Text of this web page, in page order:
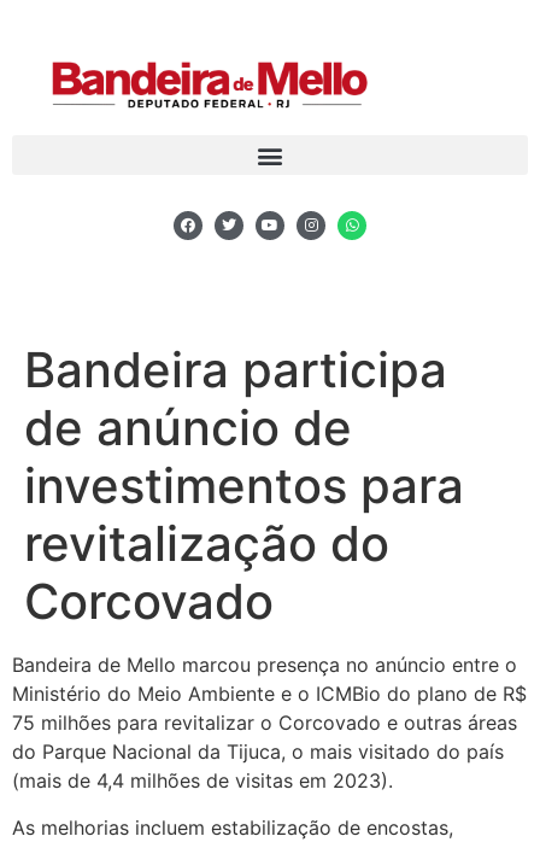
Bandeira participa
de anúncio de
investimentos para
revitalização do
Corcovado
Bandeira de Mello marcou presença no anúncio entre o
Ministério do Meio Ambiente e o ICMBio do plano de R$
75 milhões para revitalizar o Corcovado e outras áreas
do Parque Nacional da Tijuca, o mais visitado do país
(mais de 4,4 milhões de visitas em 2023).
As melhorias incluem estabilização de encostas,